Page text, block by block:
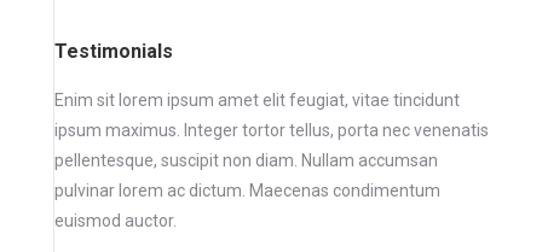
Testimonials
Enim sit lorem ipsum amet elit feugiat, vitae tincidunt
ipsum maximus. Integer tortor tellus, porta nec venenatis
pellentesque, suscipit non diam. Nullam accumsan
pulvinar lorem ac dictum. Maecenas condimentum
euismod auctor.